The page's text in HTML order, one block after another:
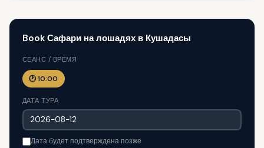
Book Сафари на лошадях в Кушадасы
СЕАНС / ВРЕМЯ
🕐 10:00
ДАТА ТУРА
Дата будет подтверждена позже